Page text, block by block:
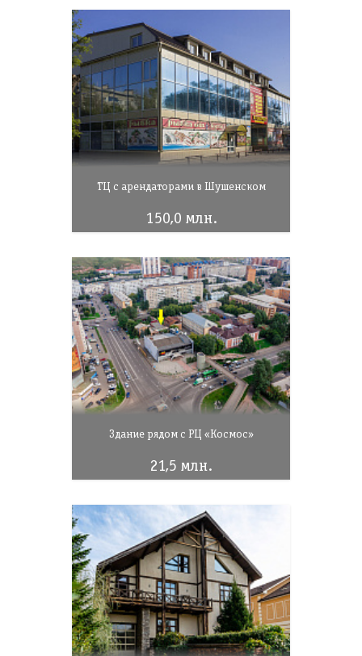
ТЦ с арендаторами в Шушенском
150,0 млн.
Здание рядом с РЦ «Космос»
21,5 млн.